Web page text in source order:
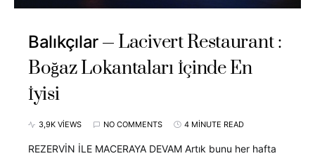
Balıkçılar
Lacivert Restaurant :
Boğaz Lokantaları İçinde En
İyisi
3,9K VIEWS NO COMMENTS 4 MINUTE READ
REZERVİN İLE MACERAYA DEVAM Artık bunu her hafta